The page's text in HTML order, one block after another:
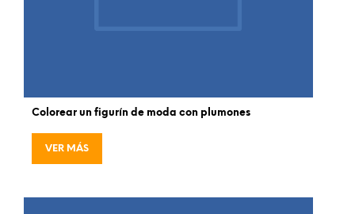
Colorear un figurín de moda con plumones
VER MÁS